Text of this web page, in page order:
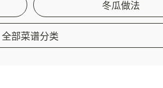
冬瓜做法
全部菜谱分类